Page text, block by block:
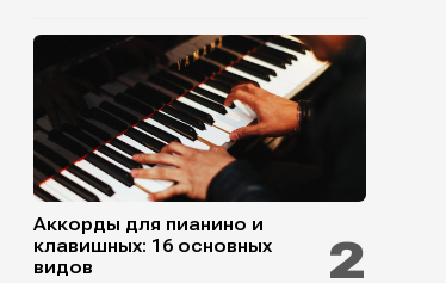
Аккорды для пианино и
клавишных: 16 основных
видов